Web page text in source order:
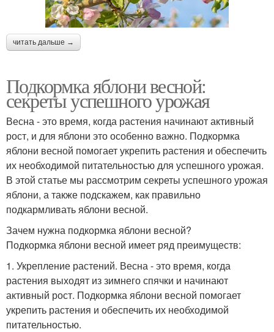
читать дальше →
Подкормка яблони весной:
секреты успешного урожая
Весна - это время, когда растения начинают активный
рост, и для яблони это особенно важно. Подкормка
яблони весной помогает укрепить растения и обеспечить
их необходимой питательностью для успешного урожая.
В этой статье мы рассмотрим секреты успешного урожая
яблони, а также подскажем, как правильно
подкармливать яблони весной.
Зачем нужна подкормка яблони весной?
Подкормка яблони весной имеет ряд преимуществ:
1. Укрепление растений. Весна - это время, когда
растения выходят из зимнего спячки и начинают
активный рост. Подкормка яблони весной помогает
укрепить растения и обеспечить их необходимой
питательностью.